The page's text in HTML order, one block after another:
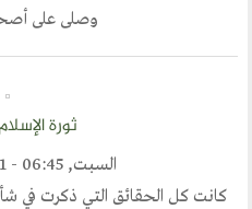
وصلى على
ثورة
السبت, March 5, 2011 - 06:45
كانت كل الحقائق التي ذكرت في